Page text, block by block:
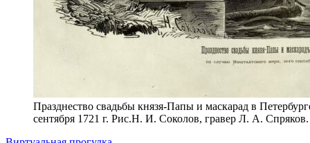
Празднество свадьбы князя-Папы и маскарад в
сентября 1721 г. Рис.Н. И. Соколов, гравер Л. А.